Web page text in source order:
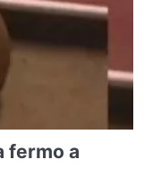
fermo a